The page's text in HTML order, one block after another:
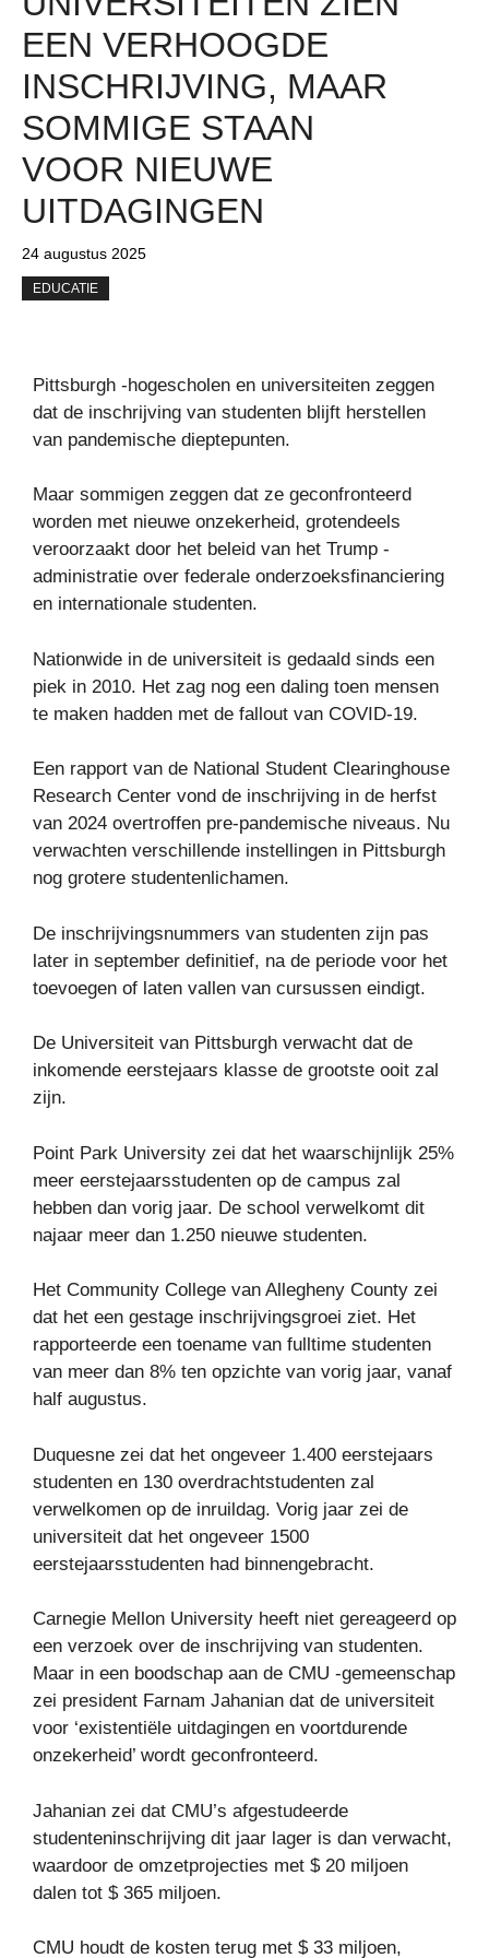
EEN VERHOOGDE
INSCHRIJVING, MAAR
SOMMIGE STAAN ​​
VOOR NIEUWE
UITDAGINGEN
24 augustus 2025
EDUCATIE
Pittsburgh -hogescholen en universiteiten zeggen
dat de inschrijving van studenten blijft herstellen
van pandemische dieptepunten.
Maar sommigen zeggen dat ze geconfronteerd
worden met nieuwe onzekerheid, grotendeels
veroorzaakt door het beleid van het Trump -
administratie over federale onderzoeksfinanciering
en internationale studenten.
Nationwide in de universiteit is gedaald sinds een
piek in 2010. Het zag nog een daling toen mensen
te maken hadden met de fallout van COVID-19.
Een rapport van de National Student Clearinghouse
Research Center vond de inschrijving in de herfst
van 2024 overtroffen pre-pandemische niveaus. Nu
verwachten verschillende instellingen in Pittsburgh
nog grotere studentenlichamen.
De inschrijvingsnummers van studenten zijn pas
later in september definitief, na de periode voor het
toevoegen of laten vallen van cursussen eindigt.
De Universiteit van Pittsburgh verwacht dat de
inkomende eerstejaars klasse de grootste ooit zal
zijn.
Point Park University zei dat het waarschijnlijk 25%
meer eerstejaarsstudenten op de campus zal
hebben dan vorig jaar. De school verwelkomt dit
najaar meer dan 1.250 nieuwe studenten.
Het Community College van Allegheny County zei
dat het een gestage inschrijvingsgroei ziet. Het
rapporteerde een toename van fulltime studenten
van meer dan 8% ten opzichte van vorig jaar, vanaf
half augustus.
Duquesne zei dat het ongeveer 1.400 eerstejaars
studenten en 130 overdrachtstudenten zal
verwelkomen op de inruildag. Vorig jaar zei de
universiteit dat het ongeveer 1500
eerstejaarsstudenten had binnengebracht.
Carnegie Mellon University heeft niet gereageerd op
een verzoek over de inschrijving van studenten.
Maar in een boodschap aan de CMU -gemeenschap
zei president Farnam Jahanian dat de universiteit
voor ‘existentiële uitdagingen en voortdurende
onzekerheid’ wordt geconfronteerd.
Jahanian zei dat CMU’s afgestudeerde
studenteninschrijving dit jaar lager is dan verwacht,
waardoor de omzetprojecties met $ 20 miljoen
dalen tot $ 365 miljoen.
CMU houdt de kosten terug met $ 33 miljoen,